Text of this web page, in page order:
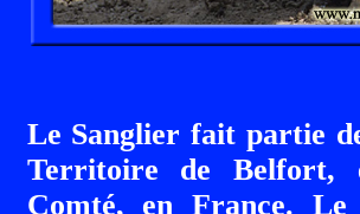
Le Sanglier fait partie
Territoire de Belfort,
Comté, en France.